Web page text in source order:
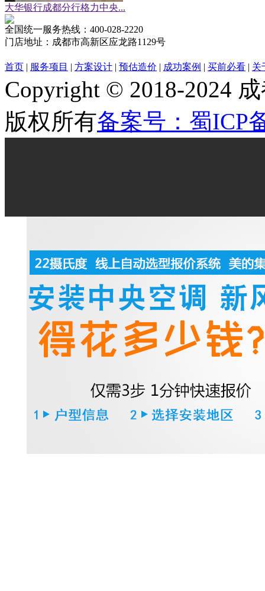
大华银行成都分行格力中央...
全国统一服务热线： 400-028-2220
门店地址： 成都市高新区应龙路1129号
首页 | 服务项目 | 方案设计 | 预估造价 | 成功案例 | 买前必看 | 关
Copyright © 2018-2024
版权所有备案号：蜀ICP